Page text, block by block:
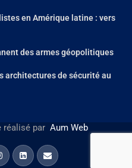
en Amérique latine : vers
des armes géopolitiques
architectures de sécurité au
réalisé par Aum Web